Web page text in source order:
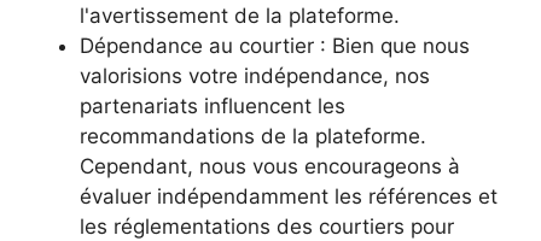
l'avertissement de la plateforme.
Dépendance au courtier : Bien que nous
valorisions votre indépendance, nos
partenariats influencent les
recommandations de la plateforme.
Cependant, nous vous encourageons à
évaluer indépendamment les références et
les réglementations des courtiers pour